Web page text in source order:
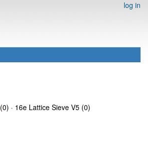
log in
(0) · 16e Lattice Sieve V5 (0)